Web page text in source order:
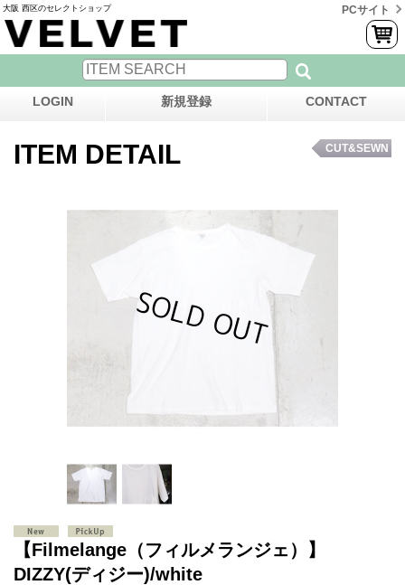
大阪 西区のセレクトショップ PCサイト
LOGIN 新規登録 CONTACT
ITEM DETAIL CUT&SEWN
【Filmelange（フィルメランジェ）】
DIZZY(ディジー)/white